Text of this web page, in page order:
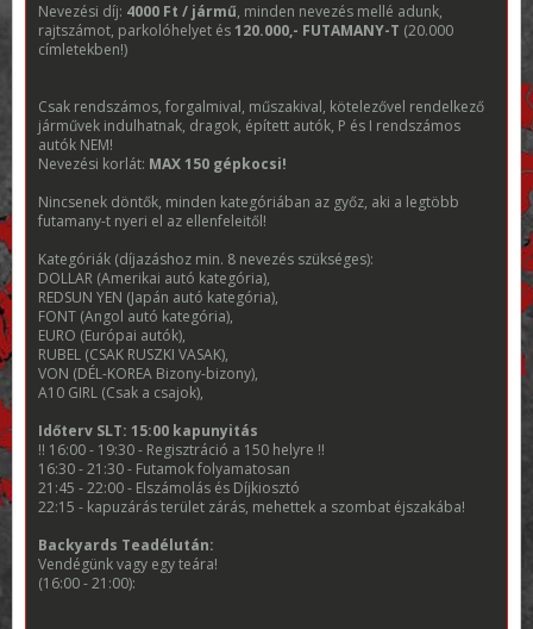
Nevezési díj: 4000 Ft / jármű, minden nevezés mellé adunk,
rajtszámot, parkolóhelyet és120.000,- FUTAMANY-T (20.000
címletekben!)
Csak rendszámos, forgalmival, műszakival, kötelezővel rendelkező
járművek indulhatnak, dragok, épített autók, P és I rendszámos
autók NEM!
Nevezési korlát: MAX 150 gépkocsi!
Nincsenek döntők, minden kategóriában az győz, aki a legtöbb
futamany-t nyeri el az ellenfeleitől!
Kategóriák (díjazáshoz min. 8 nevezés szükséges):
DOLLAR (Amerikai autó kategória),
REDSUN YEN (Japán autó kategória),
FONT (Angol autó kategória),
EURO (Európai autók),
RUBEL (CSAK RUSZKI VASAK),
VON (DÉL-KOREA Bizony-bizony),
A10 GIRL (Csak a csajok),
Időterv SLT: 15:00 kapunyitás
!! 16:00 - 19:30 - Regisztráció a 150 helyre !!
16:30 - 21:30 - Futamok folyamatosan
21:45 - 22:00 - Elszámolás és Díjkiosztó
22:15 - kapuzárás terület zárás, mehettek a szombat éjszakába!
Backyards Teadélután:
Vendégünk vagy egy teára!
(16:00 - 21:00):